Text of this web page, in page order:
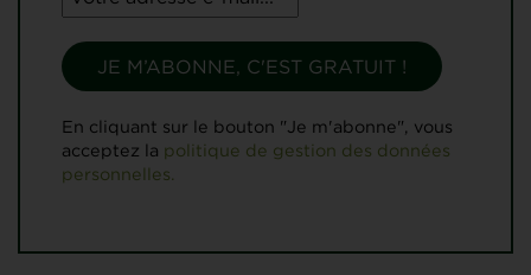
En cliquant sur le bouton "Je m'abonne", vous
acceptez la politique de gestion des données
personnelles.